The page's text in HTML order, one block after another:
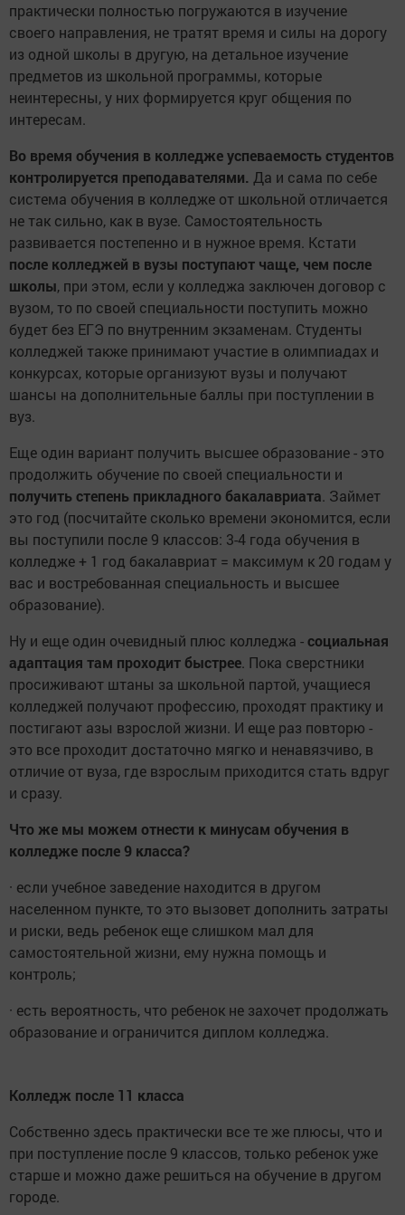
практически полностью погружаются в изучение
своего направления, не тратят время и силы на дорогу
из одной школы в другую, на детальное изучение
предметов из школьной программы, которые
неинтересны, у них формируется круг общения по
интересам.
Во время обучения в колледже успеваемость студентов
контролируется преподавателями. Да и сама по себе
система обучения в колледже от школьной отличается
не так сильно, как в вузе. Самостоятельность
развивается постепенно и в нужное время. Кстати
после колледжей в вузы поступают чаще, чем после
школы, при этом, если у колледжа заключен договор с
вузом, то по своей специальности поступить можно
будет без ЕГЭ по внутренним экзаменам. Студенты
колледжей также принимают участие в олимпиадах и
конкурсах, которые организуют вузы и получают
шансы на дополнительные баллы при поступлении в
вуз.
Еще один вариант получить высшее образование - это
продолжить обучение по своей специальности и
получить степень прикладного бакалавриата. Займет
это год (посчитайте сколько времени экономится, если
вы поступили после 9 классов: 3-4 года обучения в
колледже + 1 год бакалавриат = максимум к 20 годам у
вас и востребованная специальность и высшее
образование).
Ну и еще один очевидный плюс колледжа -социальная
адаптация там проходит быстрее. Пока сверстники
просиживают штаны за школьной партой, учащиеся
колледжей получают профессию, проходят практику и
постигают азы взрослой жизни. И еще раз повторю -
это все проходит достаточно мягко и ненавязчиво, в
отличие от вуза, где взрослым приходится стать вдруг
и сразу.
Что же мы можем отнести к минусам обучения в
колледже после 9 класса?
· если учебное заведение находится в другом
населенном пункте, то это вызовет дополнить затраты
и риски, ведь ребенок еще слишком мал для
самостоятельной жизни, ему нужна помощь и
контроль;
· есть вероятность, что ребенок не захочет продолжать
образование и ограничится диплом колледжа.
Колледж после 11 класса
Собственно здесь практически все те же плюсы, что и
при поступление после 9 классов, только ребенок уже
старше и можно даже решиться на обучение в другом
городе.